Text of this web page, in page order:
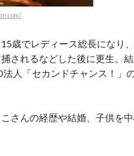
歳でレディース総長になり
されるなどした後に更生。
人「セカンドチャンス！」
さんの経歴や結婚、子供を